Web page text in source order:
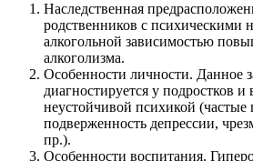
Наследственная
родственников с психическими
алкогольной зависимостью
алкоголизма.
Особенности личности. Данное
диагностируется у подростков и
неустойчивой психикой (частые
подверженность депрессии,
пр.).
Особенности воспитания.